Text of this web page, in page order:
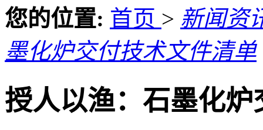
您的位置: 首页 > 新闻资
墨化炉交付技术文件清单
授人以渔：石墨化